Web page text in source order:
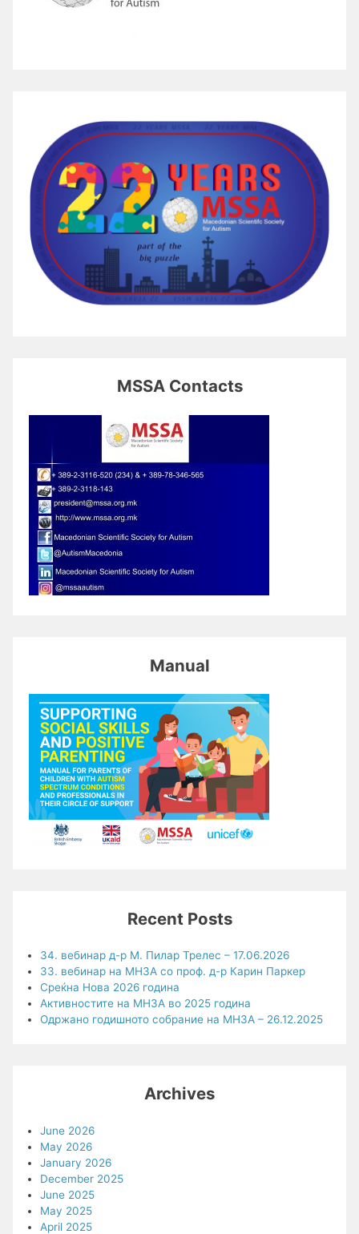
MSSA Contacts
Manual
Recent Posts
34. вебинар д-р М. Пилар Трелес – 17.06.2026
33. вебинар на МНЗА со проф. д-р Карин Паркер
Среќна Нова 2026 година
Активностите на МНЗА во 2025 година
Одржано годишното собрание на МНЗА – 26.12.2025
Archives
June 2026
May 2026
January 2026
December 2025
June 2025
May 2025
April 2025